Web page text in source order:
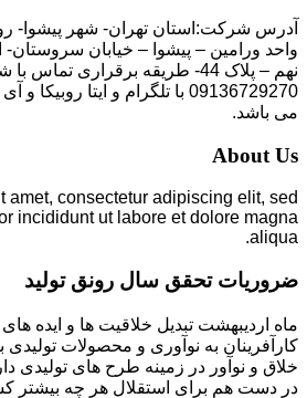
آدرس شرکت:استان تهران- شهر پیشوا-
واحد ورامین – پیشوا – خیابان
نهم – پلاک 44- طریقه برقراری تماس
09136729270 با تلگرام و ایتا
می باشد.
About Us
amet, consectetur adipiscing elit, sed
incididunt ut labore et dolore magna
aliqua.
ضروریات تحقق سال رونق تولید
ماه اردیبهشت تبدیل خلاقیت ها و ایده
کارآفرینان به نوآوری و محصولات تولیدی
خلاق و نوآور در زمینه طرح های تولیدی
در دست هم برای استقلال هر چه بیشتر